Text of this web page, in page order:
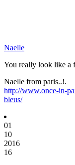
Naelle
You really look like a
Naelle from paris..!.
http://www.once-in-
bleus/
01
10
2016
16